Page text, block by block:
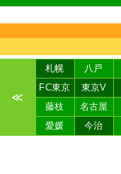
≪
札幌 八戸
FC東京
東京V
藤枝
名古屋
愛媛
今治